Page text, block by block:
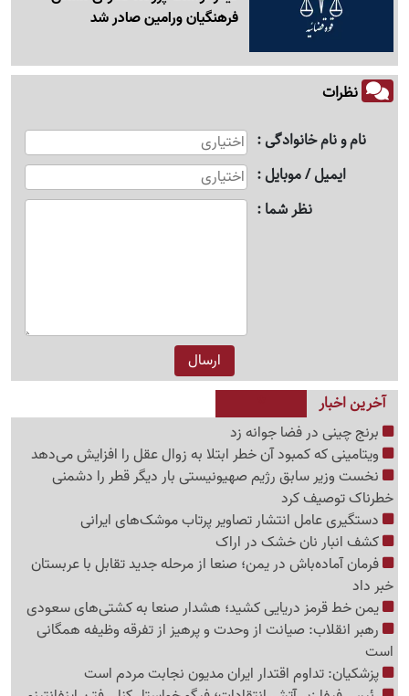
فرهنگیان ورامین صادر شد
نظرات
نام و نام خانوادگی
ایمیل / موبایل
نظر شما
آخرین اخبار
برنج چینی در فضا جوانه زد
ویتامینی که کمبود آن خطر ابتلا به زوال عقل را افزایش می‌دهد
نخست وزیر سابق رژیم صهیونیستی بار دیگر قطر را دشمنی
خطرناک توصیف کرد
دستگیری عامل انتشار تصاویر پرتاب موشک‌های ایرانی
کشف انبار نان خشک در اراک
فرمان آماده‌باش در یمن؛ صنعا از مرحله جدید تقابل با عربستان
خبر داد
یمن خط قرمز دریایی کشید؛ هشدار صنعا به کشتی‌های سعودی
رهبر انقلاب: صیانت از وحدت و پرهیز از تفرقه وظیفه همگانی
است
پزشکیان: تداوم اقتدار ایران مدیون نجابت مردم است